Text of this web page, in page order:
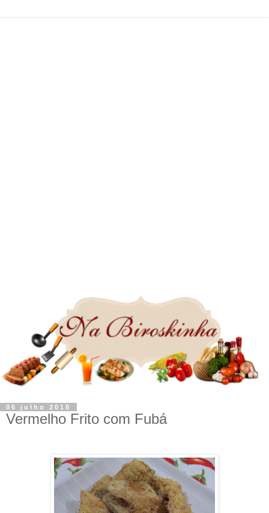
06 julho 2018
Vermelho Frito com Fubá